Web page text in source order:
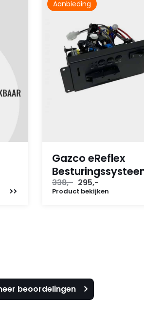
Aanbieding
Gazco eReflex
338,- Oorspronkelijke
prijs
295,-
prijs
Product bekijken
beoordelingen